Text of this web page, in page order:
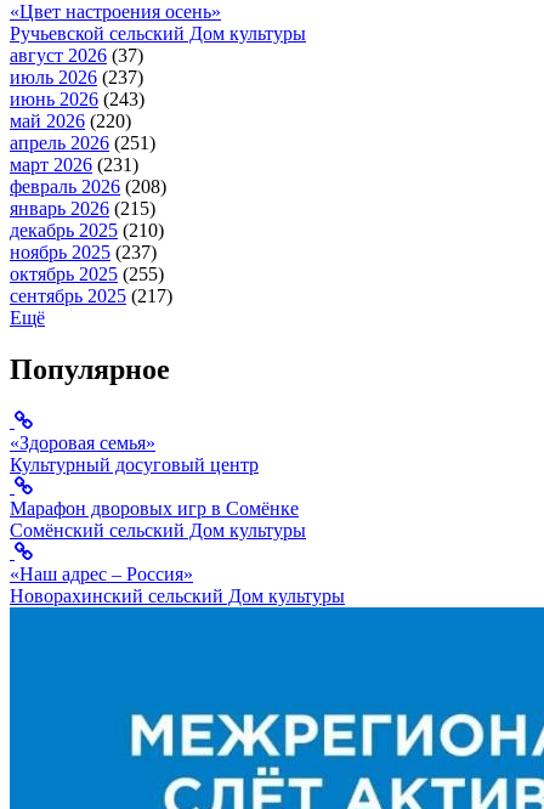
«Цвет настроения осень»
Ручьевской сельский Дом культуры
август 2026 (37)
июль 2026 (237)
июнь 2026 (243)
май 2026 (220)
апрель 2026 (251)
март 2026 (231)
февраль 2026 (208)
январь 2026 (215)
декабрь 2025 (210)
ноябрь 2025 (237)
октябрь 2025 (255)
сентябрь 2025 (217)
Ещё
Популярное
«Здоровая семья»
Культурный досуговый центр
Марафон дворовых игр в Сомёнке
Сомёнский сельский Дом культуры
«Наш адрес – Россия»
Новорахинский сельский Дом культуры